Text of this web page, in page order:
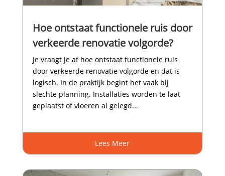
Hoe ontstaat functionele ruis door
verkeerde renovatie volgorde?
Je vraagt je af hoe ontstaat functionele ruis
door verkeerde renovatie volgorde en dat is
logisch.​ In de praktijk begint het vaak bij
slechte planning.​ Installaties worden te laat
geplaatst of vloeren al gelegd...
Lees Meer